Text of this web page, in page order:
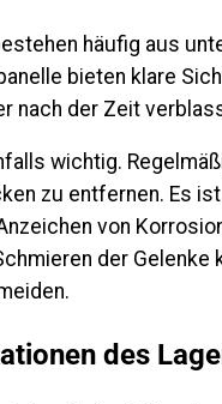
häufig aus
bieten klare
nach der Zeit
wichtig.
zu entfernen. Es
von
der Gelenke
des